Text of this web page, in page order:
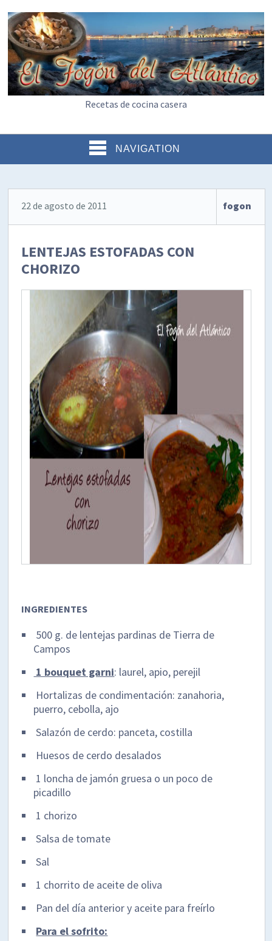
Recetas de cocina casera
NAVIGATION
22 de agosto de 2011 fogon
LENTEJAS ESTOFADAS CON
CHORIZO
INGREDIENTES
500 g. de lentejas pardinas de Tierra de
Campos
1 bouquet garni: laurel, apio, perejil
Hortalizas de condimentación: zanahoria,
puerro, cebolla, ajo
Salazón de cerdo: panceta, costilla
Huesos de cerdo desalados
1 loncha de jamón gruesa o un poco de
picadillo
1 chorizo
Salsa de tomate
Sal
1 chorrito de aceite de oliva
Pan del día anterior y aceite para freírlo
Para el sofrito: